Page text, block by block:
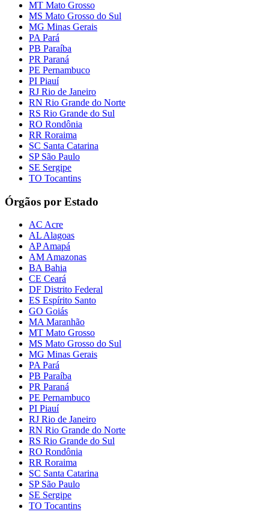
MT Mato Grosso
MS Mato Grosso do Sul
MG Minas Gerais
PA Pará
PB Paraíba
PR Paraná
PE Pernambuco
PI Piauí
RJ Rio de Janeiro
RN Rio Grande do Norte
RS Rio Grande do Sul
RO Rondônia
RR Roraima
SC Santa Catarina
SP São Paulo
SE Sergipe
TO Tocantins
Órgãos por Estado
AC Acre
AL Alagoas
AP Amapá
AM Amazonas
BA Bahia
CE Ceará
DF Distrito Federal
ES Espírito Santo
GO Goiás
MA Maranhão
MT Mato Grosso
MS Mato Grosso do Sul
MG Minas Gerais
PA Pará
PB Paraíba
PR Paraná
PE Pernambuco
PI Piauí
RJ Rio de Janeiro
RN Rio Grande do Norte
RS Rio Grande do Sul
RO Rondônia
RR Roraima
SC Santa Catarina
SP São Paulo
SE Sergipe
TO Tocantins